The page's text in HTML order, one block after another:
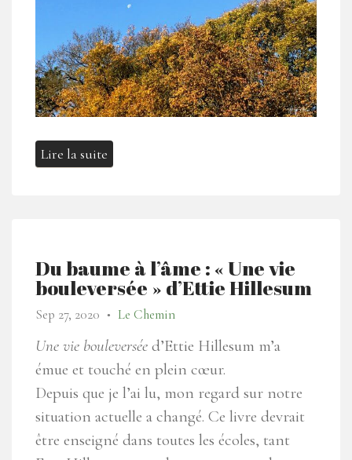
Lire la suite
Du baume à l’âme : « Une vie
bouleversée » d’Ettie Hillesum
Sep 27, 2020 ● Le Chemin
Une vie bouleversée d’Ettie Hillesum m’a
émue et touché en plein cœur.
Depuis que je l’ai lu, mon regard sur notre
situation actuelle a changé. Ce livre devrait
être enseigné dans toutes les écoles, tant